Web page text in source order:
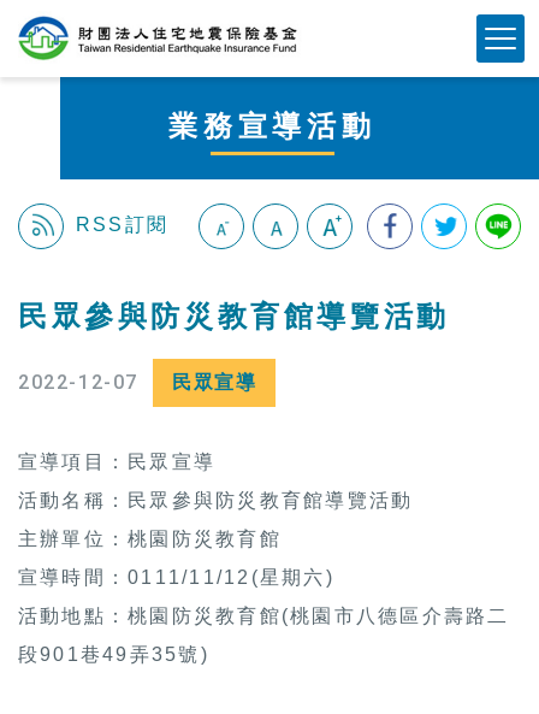
業務宣導活動
RSS訂閱
民眾參與防災教育館導覽活動
2022-12-07 民眾宣導
宣導項目：民眾宣導
活動名稱：民眾參與防災教育館導覽活動
主辦單位：桃園防災教育館
宣導時間：0111/11/12(星期六)
活動地點：桃園防災教育館(桃園市八德區介壽路二
段901巷49弄35號)